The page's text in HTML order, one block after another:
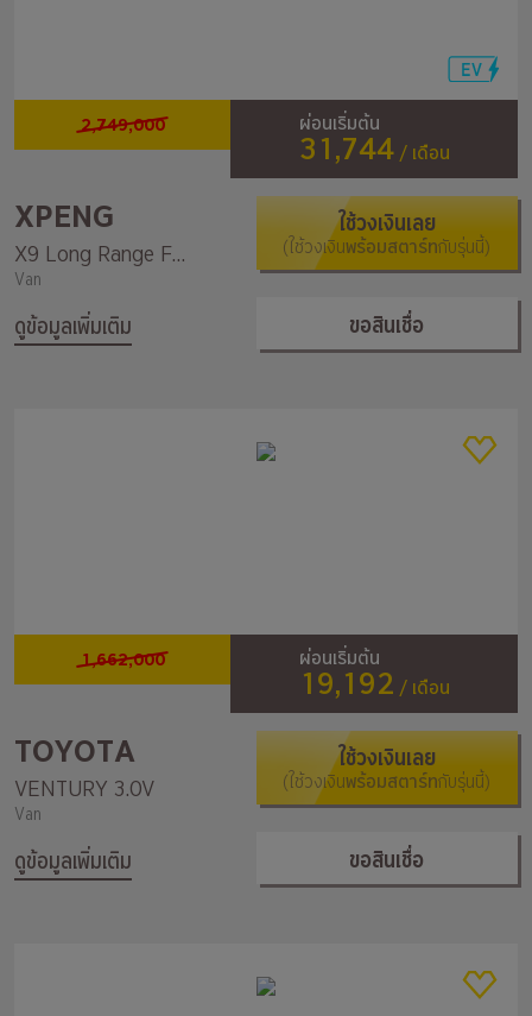
2,749,000 ผ่อนเริ่มต้น
31,744/ เดือน
XPENG
X9 Long Range FWD
Van
ดูข้อมูลเพิ่มเติม
ใช้วงเงินเลย
(ใช้วงเงินพร้อมสตาร์ทกับรุ่นนี้)
ขอสินเชื่อ
1,662,000 ผ่อนเริ่มต้น
19,192 / เดือน
TOYOTA
VENTURY 3.0V
Van
ดูข้อมูลเพิ่มเติม
ใช้วงเงินเลย
(ใช้วงเงินพร้อมสตาร์ทกับรุ่นนี้)
ขอสินเชื่อ